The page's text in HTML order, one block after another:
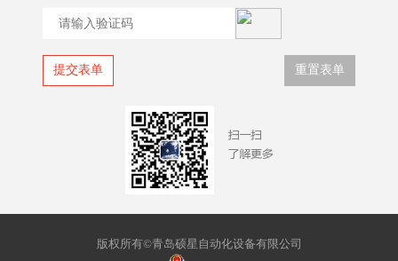
版权所有©青岛硕星自动化设备有限公司